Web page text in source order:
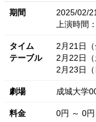
期間
2025/02/
上演時間
タイム
テーブル
2月21日
2月22日
2月23日
劇場 成城大学
料金 0円 ～ 0円